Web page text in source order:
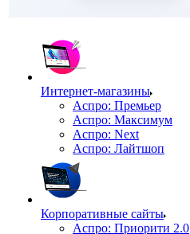
Интернет-магазины
Аспро: Премьер
Аспро: Максимум
Аспро: Next
Аспро: Лайтшоп
Корпоративные сайты
Аспро: Приорити 2.0